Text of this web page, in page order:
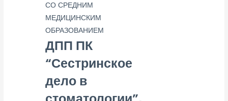
СО СРЕДНИМ
МЕДИЦИНСКИМ
ОБРАЗОВАНИЕМ
ДПП ПК
“Сестринское
дело в